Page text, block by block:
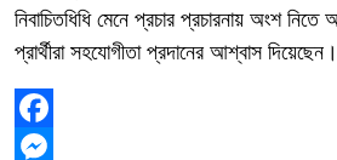
নিবাচিতধিধি মেনে প্রচার প্রচারনায় অংশ
প্রার্থীরা সহযোগীতা প্রদানের আশ্বাস দিয়েছেন।
Facebook